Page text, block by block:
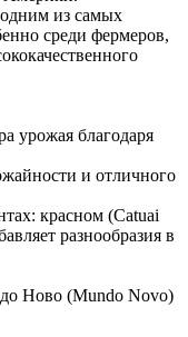
одним из самых
среди фермеров,
урожая благодаря
и отличного
красном (Catuai
разнообразия в
Ново (Mundo Novo)